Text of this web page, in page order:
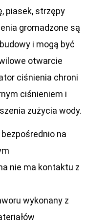
piasek, strzępy
gromadzone są
i mogą być
otwarcie
ciśnienia chroni
ciśnieniem i
zużycia wody.
na
nie ma kontaktu z
wykonany z